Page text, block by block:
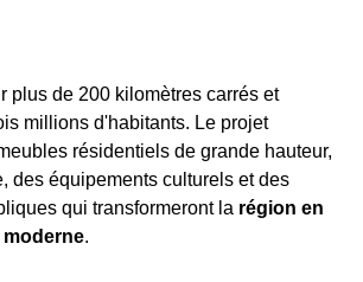
plus de 200 kilomètres carrés et
millions d'habitants. Le projet
résidentiels de grande hauteur,
des équipements culturels et des
qui transformeront la région en
.